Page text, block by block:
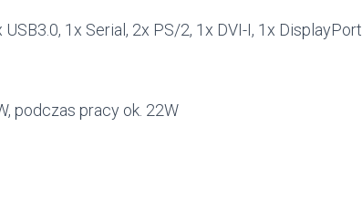
1x Serial, 2x PS/2, 1x DVI-I, 1x DisplayPort
podczas pracy ok. 22W